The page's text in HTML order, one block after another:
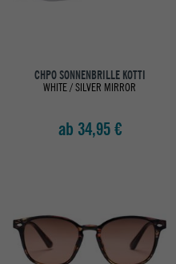
CHPO SONNENBRILLE KOTTI
WHITE / SILVER MIRROR
ab 34,95 €